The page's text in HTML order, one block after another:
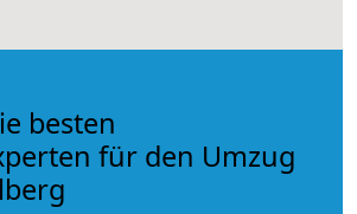
besten
für den Umzug